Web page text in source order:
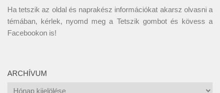
Ha tetszik az oldal és naprakész információkat akarsz olvasni a
témában, kérlek, nyomd meg a Tetszik gombot és kövess a
Facebookon is!
ARCHÍVUM
Archívum